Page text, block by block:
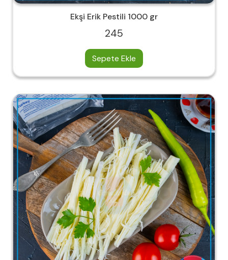
Ekşi Erik Pestili 1000 gr
245
Sepete Ekle